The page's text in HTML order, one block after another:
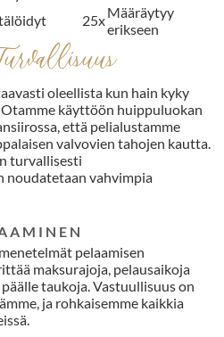
25xMääräytyy
erikseen
oleellista kun hain kyky
käyttöön huippuluokan
että pelialustamme
valvovien tahojen kautta.
turvallisesti
noudatetaan vahvimpia
pelaamisen
maksurajoja, pelausaikoja
taukoja. Vastuullisuus on
ja rohkaisemme kaikkia